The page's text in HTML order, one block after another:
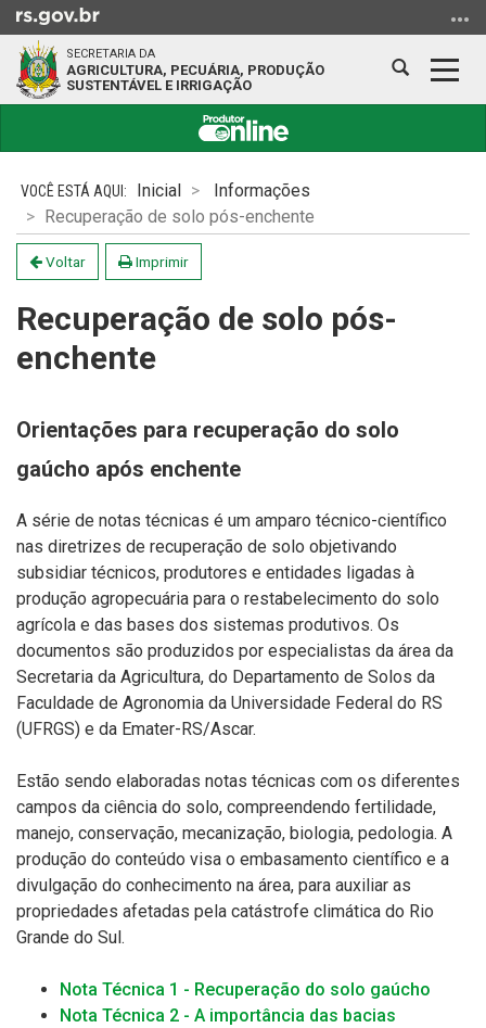
para
conteúdo
menu
para
SECRETARIA DA
AGRICULTURA, PECUÁRIA, PRODUÇÃO
SUSTENTÁVEL E IRRIGAÇÃO
Abrir
conteúdo
Inicial
Informações
Recuperação de solo pós-enchente
Voltar Imprimir
Recuperação de solo pós-
enchente
Orientações para recuperação do solo
gaúcho após enchente
A série de notas técnicas é um amparo técnico-científico
nas diretrizes de recuperação de solo objetivando
subsidiar técnicos, produtores e entidades ligadas à
produção agropecuária para o restabelecimento do solo
agrícola e das bases dos sistemas produtivos. Os
documentos são produzidos por especialistas da área da
Secretaria da Agricultura, do Departamento de Solos da
Faculdade de Agronomia da Universidade Federal do RS
(UFRGS) e da Emater-RS/Ascar.
Estão sendo elaboradas notas técnicas com os diferentes
campos da ciência do solo, compreendendo fertilidade,
manejo, conservação, mecanização, biologia, pedologia. A
produção do conteúdo visa o embasamento científico e a
divulgação do conhecimento na área, para auxiliar as
propriedades afetadas pela catástrofe climática do Rio
Grande do Sul.
Nota Técnica 1 - Recuperação do solo gaúcho
Nota Técnica 2 - A importância das bacias